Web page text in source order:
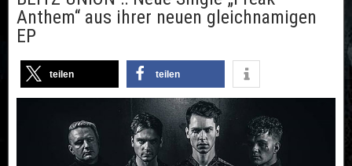
Anthem“ aus ihrer neuen gleichnamigen
EP
teilen teilen